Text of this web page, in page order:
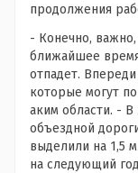
продолжения
- Конечно,
ближайшее
отпадет.
которые могут
аким области. - В
объездной
выделили на 1,5
на следующий